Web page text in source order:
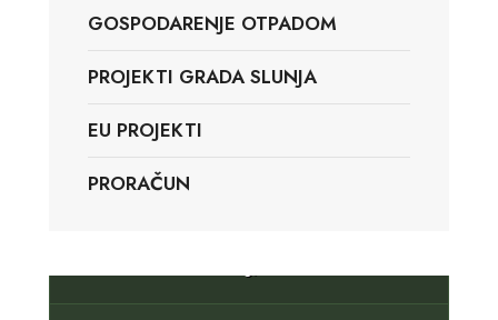
GOSPODARENJE OTPADOM
PROJEKTI GRADA SLUNJA
EU PROJEKTI
PRORAČUN